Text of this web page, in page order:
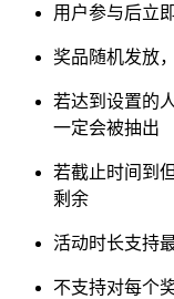
用户参与后立
奖品随机发放
若达到设置的
一定会被抽出
若截止时间到
剩余
活动时长支持
不支持对每个